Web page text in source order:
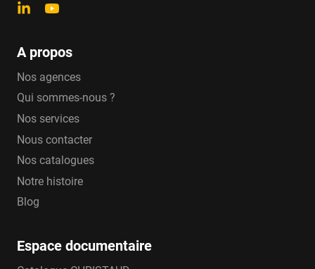
A propos
Nos agences
Qui sommes-nous ?
Nos services
Nous contacter
Nos catalogues
Notre histoire
Blog
Espace documentaire